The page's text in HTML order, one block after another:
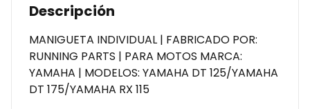
Descripción
MANIGUETA INDIVIDUAL | FABRICADO POR:
RUNNING PARTS | PARA MOTOS MARCA:
YAMAHA | MODELOS: YAMAHA DT 125/YAMAHA
DT 175/YAMAHA RX 115